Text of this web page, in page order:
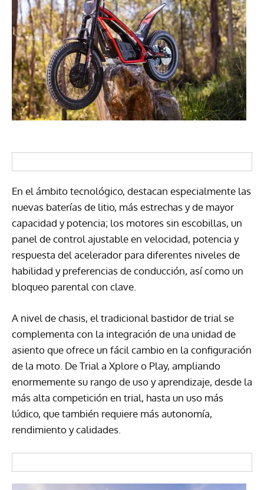
En el ámbito tecnológico, destacan especialmente las
nuevas baterías de litio, más estrechas y de mayor
capacidad y potencia; los motores sin escobillas, un
panel de control ajustable en velocidad, potencia y
respuesta del acelerador para diferentes niveles de
habilidad y preferencias de conducción, así como un
bloqueo parental con clave.
A nivel de chasis, el tradicional bastidor de trial se
complementa con la integración de una unidad de
asiento que ofrece un fácil cambio en la configuración
de la moto. De Trial a Xplore o Play, ampliando
enormemente su rango de uso y aprendizaje, desde la
más alta competición en trial, hasta un uso más
lúdico, que también requiere más autonomía,
rendimiento y calidades.